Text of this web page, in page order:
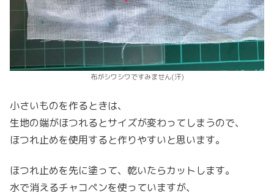
布がシワシワですみません(汗)
小さいものを作るときは、
生地の端がほつれるとサイズが変わってしまうので、
ほつれ止めを使用すると作りやすいと思います。
ほつれ止めを先に塗って、乾いたらカットします。
水で消えるチャコペンを使っていますが、